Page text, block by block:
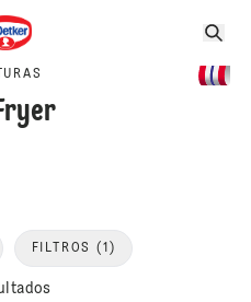
FILTROS (1)